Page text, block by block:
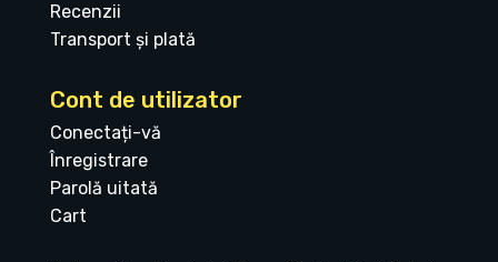
Recenzii
Transport și plată
Cont de utilizator
Conectați-vă
Înregistrare
Parolă uitată
Cart